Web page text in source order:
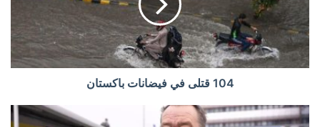
104 قتلى في فيضانات باكستان